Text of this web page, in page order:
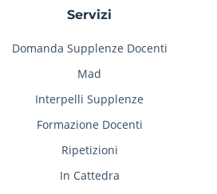
Servizi
Domanda Supplenze Docenti
Mad
Interpelli Supplenze
Formazione Docenti
Ripetizioni
In Cattedra